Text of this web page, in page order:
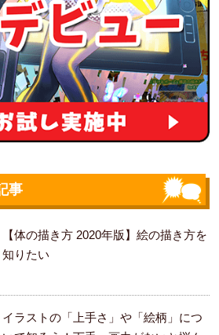
事
【体の描き方 2020年版】絵の描き方を
知りたい
イラストの「上手さ」や「絵柄」につ